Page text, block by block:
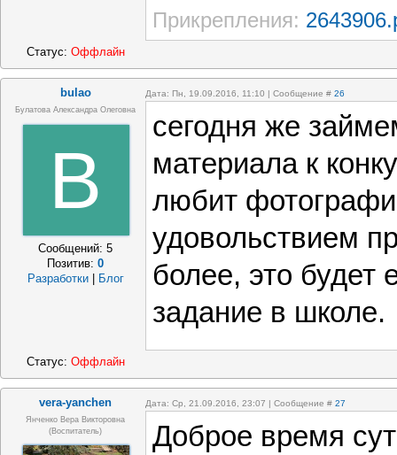
Прикрепления:
Статус: Оффлайн
bulao Дата: Пн, 19.09.2016, 11:10 | Сообщение # 26
Булатова Александра Олеговна
B
Сообщений:5
Позитив:0
Разработки
Блог
сегодня же
материала к
любит
удовольствием
более, это будет
задание в школе.
Статус: Оффлайн
vera-yanchen Дата: Ср, 21.09.2016, 23:07 | Сообщение # 27
Янченко Вера Викторовна
(Воспитатель)
Доброе время